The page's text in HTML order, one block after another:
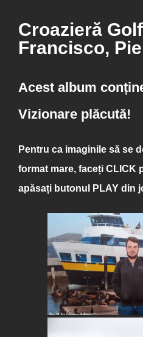
Croazieră
Francisco,
Acest album
Vizionare plăcută!
Pentru ca imaginile să se
format mare, faceți CLICK
apăsați butonul
PLAY din